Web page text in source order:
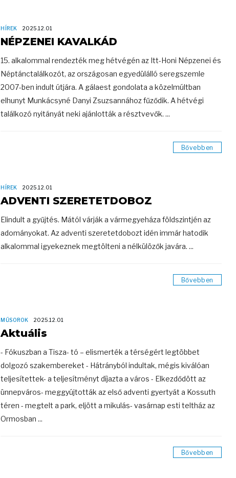
HÍREK 2025.12.01
NÉPZENEI KAVALKÁD
15. alkalommal rendezték meg hétvégén az Itt-Honi Népzenei és
Néptánctalálkozót, az országosan egyedülálló seregszemle
2007-ben indult útjára. A gálaest gondolata a közelmúltban
elhunyt Munkácsyné Danyi Zsuzsannához fűződik. A hétvégi
találkozó nyitányát neki ajánlották a résztvevők. ...
Bővebben
HÍREK 2025.12.01
ADVENTI SZERETETDOBOZ
Elindult a gyűjtés. Mától várják a vármegyeháza földszintjén az
adományokat. Az adventi szeretetdobozt idén immár hatodik
alkalommal igyekeznek megtölteni a nélkülözők javára. ...
Bővebben
MŰSOROK 2025.12.01
Aktuális
- Fókuszban a Tisza- tó – elismerték a térségért legtöbbet
dolgozó szakembereket - Hátrányból indultak, mégis kiválóan
teljesítettek- a teljesítményt díjazta a város - Elkezdődött az
ünnepváros- meggyújtották az első adventi gyertyát a Kossuth
téren - megtelt a park, eljött a mikulás- vasárnap esti teltház az
Ormosban ...
Bővebben